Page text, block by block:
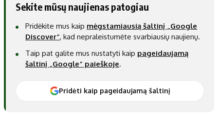
Sekite mūsų naujienas patogiau
Pridėkite mus kaip mėgstamiausią šaltinį „Google
Discover“, kad nepraleistumėte svarbiausių naujienų.
Taip pat galite mus nustatyti kaip pageidaujamą
šaltinį „Google“ paieškoje.
Pridėti kaip pageidaujamą šaltinį